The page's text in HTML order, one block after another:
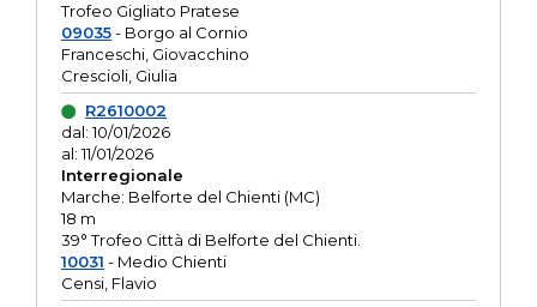
Trofeo Gigliato Pratese
09035- Borgo al Cornio
Franceschi, Giovacchino
Crescioli, Giulia
R2610002
dal: 10/01/2026
al: 11/01/2026
Interregionale
Marche: Belforte del Chienti (MC)
18 m
39° Trofeo Città di Belforte del Chienti.
10031 - Medio Chienti
Censi, Flavio